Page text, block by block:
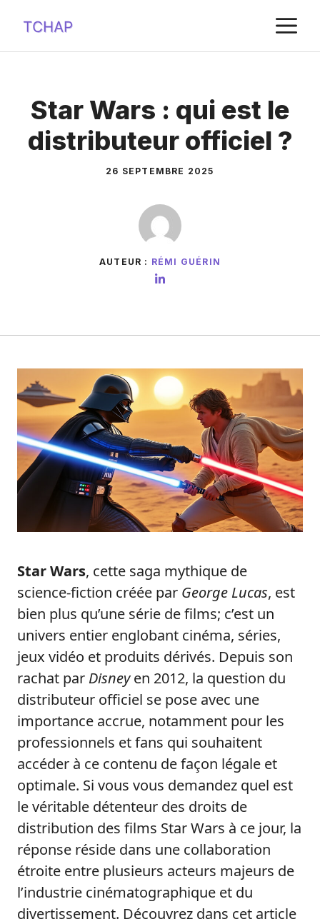
contenu
Star Wars : qui est le
distributeur officiel ?
26 SEPTEMBRE 2025
AUTEUR : RÉMI GUÉRIN
Star Wars, cette saga mythique de
science-fiction créée par George Lucas, est
bien plus qu’une série de films; c’est un
univers entier englobant cinéma, séries,
jeux vidéo et produits dérivés. Depuis son
rachat par Disneyen 2012, la question du
distributeur officiel se pose avec une
importance accrue, notamment pour les
professionnels et fans qui souhaitent
accéder à ce contenu de façon légale et
optimale. Si vous vous demandez quel est
le véritable détenteur des droits de
distribution des films Star Wars à ce jour, la
réponse réside dans une collaboration
étroite entre plusieurs acteurs majeurs de
l’industrie cinématographique et du
divertissement. Découvrez dans cet article